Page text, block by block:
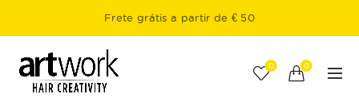
Frete grátis a partir de € 50
0 0